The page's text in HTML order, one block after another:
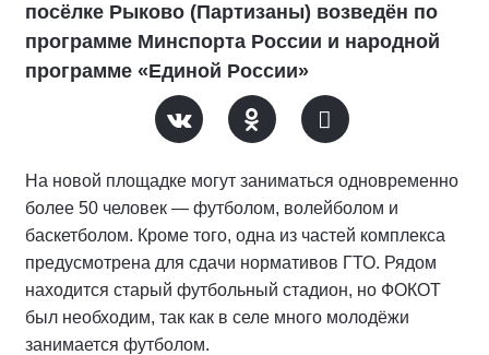
посёлке Рыково (Партизаны) возведён по
программе Минспорта России и народной
программе «Единой России»
На новой площадке могут заниматься одновременно
более 50 человек — футболом, волейболом и
баскетболом. Кроме того, одна из частей комплекса
предусмотрена для сдачи нормативов ГТО. Рядом
находится старый футбольный стадион, но ФОКОТ
был необходим, так как в селе много молодёжи
занимается футболом.